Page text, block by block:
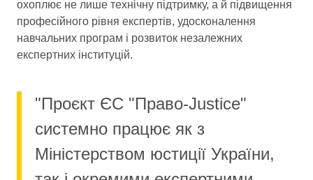
охоплює не лише технічну підтримку, а й підвищення
професійного рівня експертів, удосконалення
навчальних програм і розвиток незалежних
експертних інституцій.
"Проєкт ЄС "Право-Justice"
системно працює як з
Міністерством юстиції України,